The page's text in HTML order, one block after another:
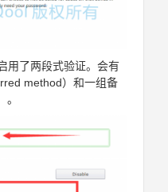
用了两段式验证。会有
method）和一组备